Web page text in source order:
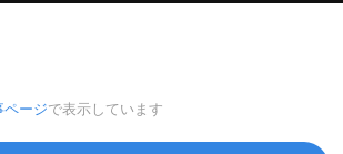
ページで表示しています